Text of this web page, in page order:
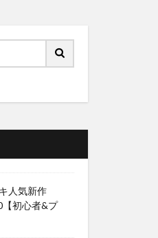
人気新作
初心者&プ